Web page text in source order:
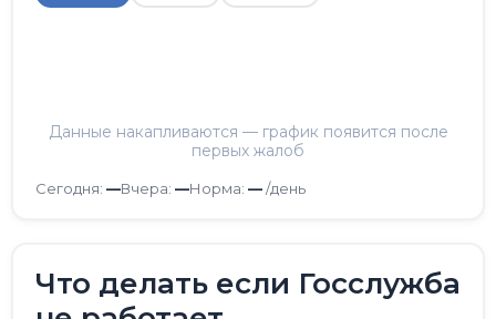
Данные накапливаются — график появится после
первых жалоб
Сегодня: —Вчера: —Норма: —/день
Что делать если Госслужба